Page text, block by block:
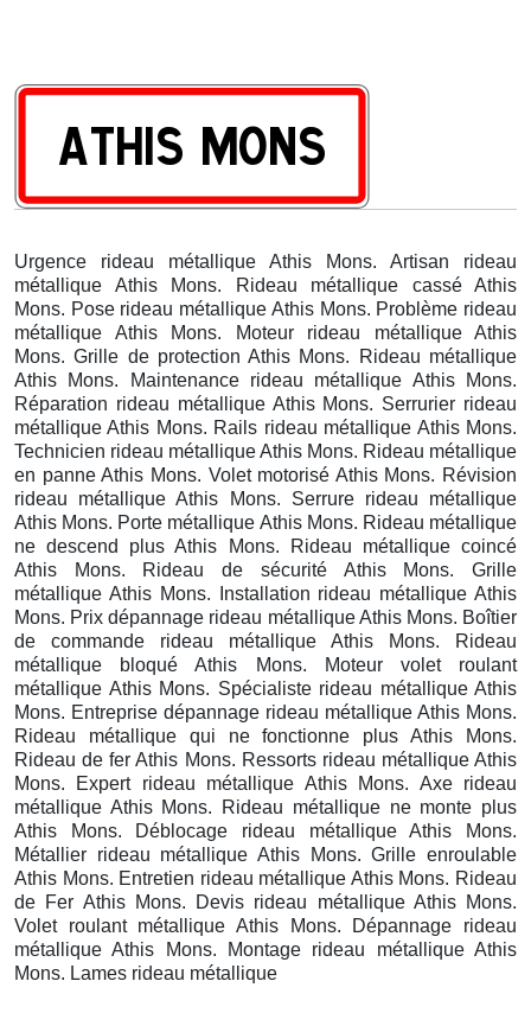
Urgence rideau métallique Athis Mons. Artisan rideau
métallique Athis Mons. Rideau métallique cassé Athis
Mons. Pose rideau métallique Athis Mons. Problème rideau
métallique Athis Mons. Moteur rideau métallique Athis
Mons. Grille de protection Athis Mons. Rideau métallique
Athis Mons. Maintenance rideau métallique Athis Mons.
Réparation rideau métallique Athis Mons. Serrurier rideau
métallique Athis Mons. Rails rideau métallique Athis Mons.
Technicien rideau métallique Athis Mons. Rideau métallique
en panne Athis Mons. Volet motorisé Athis Mons. Révision
rideau métallique Athis Mons. Serrure rideau métallique
Athis Mons. Porte métallique Athis Mons. Rideau métallique
ne descend plus Athis Mons. Rideau métallique coincé
Athis Mons. Rideau de sécurité Athis Mons. Grille
métallique Athis Mons. Installation rideau métallique Athis
Mons. Prix dépannage rideau métallique Athis Mons. Boîtier
de commande rideau métallique Athis Mons. Rideau
métallique bloqué Athis Mons. Moteur volet roulant
métallique Athis Mons. Spécialiste rideau métallique Athis
Mons. Entreprise dépannage rideau métallique Athis Mons.
Rideau métallique qui ne fonctionne plus Athis Mons.
Rideau de fer Athis Mons. Ressorts rideau métallique Athis
Mons. Expert rideau métallique Athis Mons. Axe rideau
métallique Athis Mons. Rideau métallique ne monte plus
Athis Mons. Déblocage rideau métallique Athis Mons.
Métallier rideau métallique Athis Mons. Grille enroulable
Athis Mons. Entretien rideau métallique Athis Mons. Rideau
de Fer Athis Mons. Devis rideau métallique Athis Mons.
Volet roulant métallique Athis Mons. Dépannage rideau
métallique Athis Mons. Montage rideau métallique Athis
Mons. Lames rideau métallique